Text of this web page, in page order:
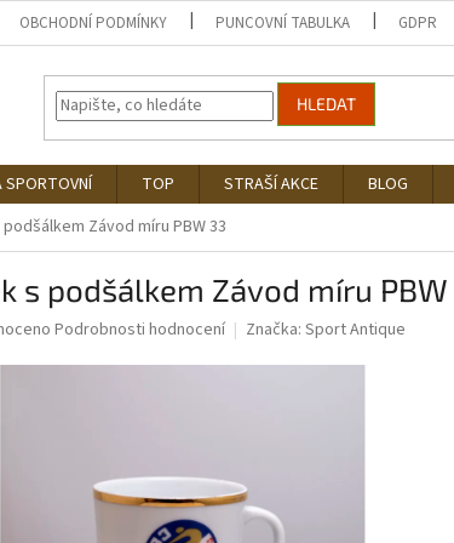
OBCHODNÍ PODMÍNKY PUNCOVNÍ TABULKA GDPR
HLEDAT
SPORTOVNÍ TOP STRAŠÍ AKCE BLOG
Závod míru PBW 33
s podšálkem Závod míru PBW
Podrobnosti hodnocení Značka: Sport Antique